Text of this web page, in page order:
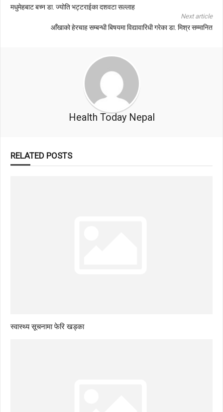
मधुमेहबाट बच्न डा. ज्योति भट्टराईका दशवटा सल्लाह
Next article
आँखाको हेरचाह सम्बन्धी बिषयमा विद्यावारिधी गरेका डा. मिश्र सम्मानित
Health Today Nepal
RELATED POSTS
स्वास्थ्य सूचनामा फेरि खड्का